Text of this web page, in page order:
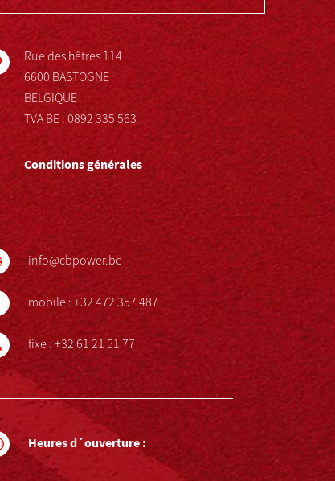
Rue des hêtres 114
6600 BASTOGNE
BELGIQUE
TVA BE : 0892 335 563
Conditions générales
info@cbpower.be
mobile : +32 472 357 487
fixe : +32 61 21 51 77
Heures d´ouverture :